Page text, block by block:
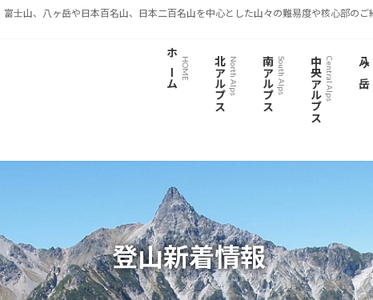
士山、八ヶ岳や日本百名山、日本二百名山を中心とした山々の難易度や核心部の
ホーム HOME 北アルプスNorth Alps 南アルプスSouth Alps 中央アルプスCentral Alps 八ヶ岳
登山新着情報